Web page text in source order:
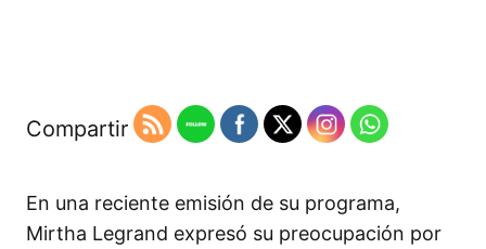
Compartir
En una reciente emisión de su programa,
Mirtha Legrand expresó su preocupación por